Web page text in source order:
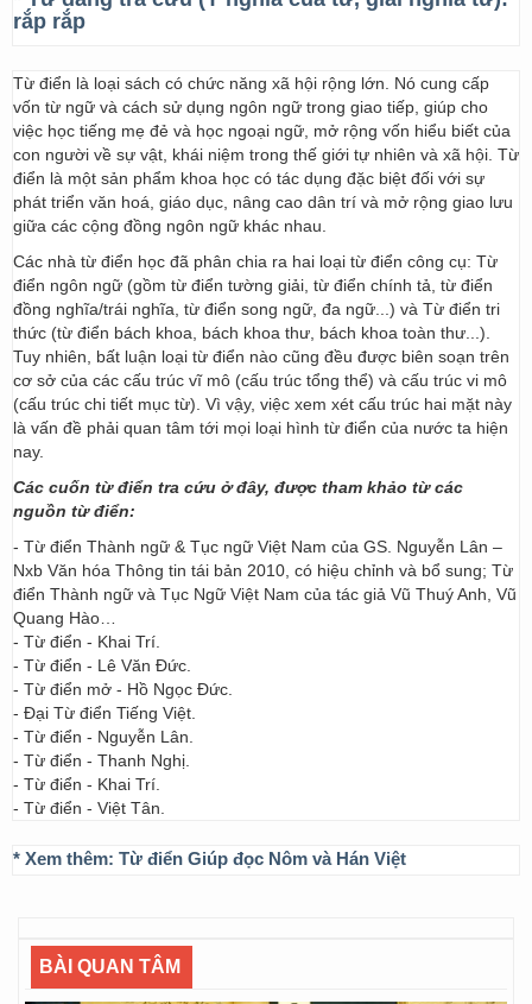
rắp rắp
Từ điển là loại sách có chức năng xã hội rộng lớn. Nó cung cấp
vốn từ ngữ và cách sử dụng ngôn ngữ trong giao tiếp, giúp cho
việc học tiếng mẹ đẻ và học ngoại ngữ, mở rộng vốn hiểu biết của
con người về sự vật, khái niệm trong thế giới tự nhiên và xã hội. Từ
điển là một sản phẩm khoa học có tác dụng đặc biệt đối với sự
phát triển văn hoá, giáo dục, nâng cao dân trí và mở rộng giao lưu
giữa các cộng đồng ngôn ngữ khác nhau.
Các nhà từ điển học đã phân chia ra hai loại từ điển công cụ: Từ
điển ngôn ngữ (gồm từ điển tường giải, từ điển chính tả, từ điển
đồng nghĩa/trái nghĩa, từ điển song ngữ, đa ngữ...) và Từ điển tri
thức (từ điển bách khoa, bách khoa thư, bách khoa toàn thư...).
Tuy nhiên, bất luận loại từ điển nào cũng đều được biên soạn trên
cơ sở của các cấu trúc vĩ mô (cấu trúc tổng thể) và cấu trúc vi mô
(cấu trúc chi tiết mục từ). Vì vậy, việc xem xét cấu trúc hai mặt này
là vấn đề phải quan tâm tới mọi loại hình từ điển của nước ta hiện
nay.
Các cuốn từ điển tra cứu ở đây, được tham khảo từ các
nguồn từ điển:
- Từ điển Thành ngữ & Tục ngữ Việt Nam của GS. Nguyễn Lân –
Nxb Văn hóa Thông tin tái bản 2010, có hiệu chỉnh và bổ sung; Từ
điển Thành ngữ và Tục Ngữ Việt Nam của tác giả Vũ Thuý Anh, Vũ
Quang Hào…
- Từ điển - Khai Trí.
- Từ điển - Lê Văn Đức.
- Từ điển mở - Hồ Ngọc Đức.
- Đại Từ điển Tiếng Việt.
- Từ điển - Nguyễn Lân.
- Từ điển - Thanh Nghị.
- Từ điển - Khai Trí.
- Từ điển - Việt Tân.
* Xem thêm: Từ điển Giúp đọc Nôm và Hán Việt
BÀI QUAN TÂM